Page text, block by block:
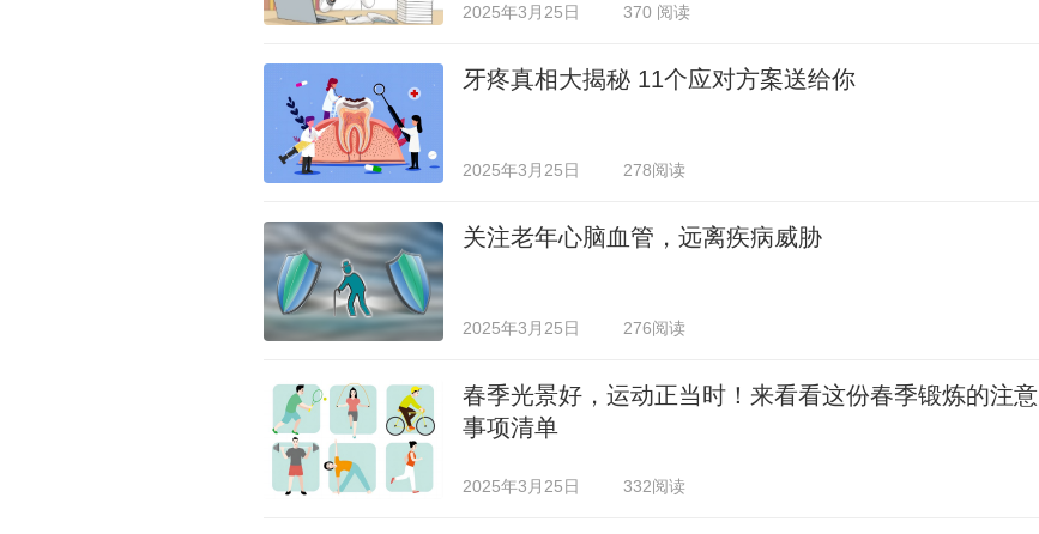
2025年3月25日 370 阅读
牙疼真相大揭秘 11个应对方案送给你
2025年3月25日 278阅读
关注老年心脑血管，远离疾病威胁
2025年3月25日 276阅读
春季光景好，运动正当时！来看看这份春季锻炼的注意
事项清单
2025年3月25日 332阅读